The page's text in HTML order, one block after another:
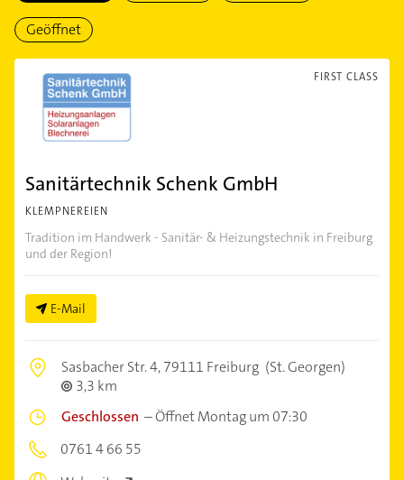
Geöffnet
FIRST CLASS
Sanitärtechnik Schenk GmbH
KLEMPNEREIEN
Tradition im Handwerk - Sanitär- & Heizungstechnik in Freiburg
und der Region!
E-Mail
Sasbacher Str. 4,79111 Freiburg (St. Georgen)
3,3 km
Geschlossen –Öffnet Montag um 07:30
0761 4 66 55